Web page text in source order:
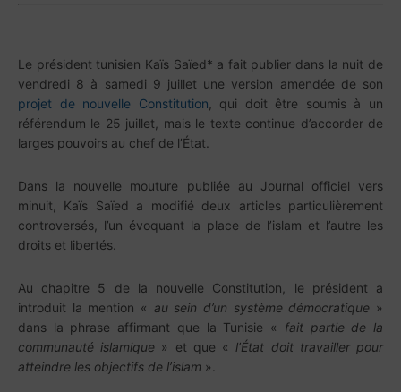
Le président tunisien Kaïs Saïed* a fait publier dans la nuit de
vendredi 8 à samedi 9 juillet une version amendée de son
projet de nouvelle Constitution , qui doit être soumis à un
référendum le 25 juillet, mais le texte continue d’accorder de
larges pouvoirs au chef de l’État.
Dans la nouvelle mouture publiée au Journal officiel vers
minuit, Kaïs Saïed a modifié deux articles particulièrement
controversés, l’un évoquant la place de l’islam et l’autre les
droits et libertés.
Au chapitre 5 de la nouvelle Constitution, le président a
introduit la mention « au sein d’un système démocratique »
dans la phrase affirmant que la Tunisie « fait partie de la
communauté islamique » et que « l’État doit travailler pour
atteindre les objectifs de l’islam ».